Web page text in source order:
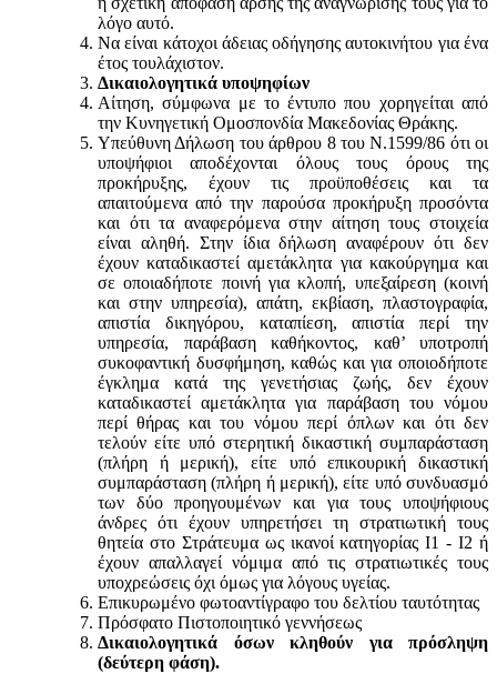
λόγο αυτό.
Να είναι κάτοχοι άδειας οδήγησης αυτοκινήτου για ένα
έτος τουλάχιστον.
Δικαιολογητικά υποψηφίων
Αίτηση, σύμφωνα με το έντυπο που χορηγείται από
την Κυνηγετική Ομοσπονδία Μακεδονίας Θράκης.
Υπεύθυνη Δήλωση του άρθρου 8 του Ν.1599/86 ότι οι
υποψήφιοι αποδέχονται όλους τους όρους της
προκήρυξης, έχουν τις προϋποθέσεις και τα
απαιτούμενα από την παρούσα προκήρυξη προσόντα
και ότι τα αναφερόμενα στην αίτηση τους στοιχεία
είναι αληθή. Στην ίδια δήλωση αναφέρουν ότι δεν
έχουν καταδικαστεί αμετάκλητα για κακούργημα και
σε οποιαδήποτε ποινή για κλοπή, υπεξαίρεση (κοινή
και στην υπηρεσία), απάτη, εκβίαση, πλαστογραφία,
απιστία δικηγόρου, καταπίεση, απιστία περί την
υπηρεσία, παράβαση καθήκοντος, καθ’ υποτροπή
συκοφαντική δυσφήμηση, καθώς και για οποιοδήποτε
έγκλημα κατά της γενετήσιας ζωής, δεν έχουν
καταδικαστεί αμετάκλητα για παράβαση του νόμου
περί θήρας και του νόμου περί όπλων και ότι δεν
τελούν είτε υπό στερητική δικαστική συμπαράσταση
(πλήρη ή μερική), είτε υπό επικουρική δικαστική
συμπαράσταση (πλήρη ή μερική), είτε υπό συνδυασμό
των δύο προηγουμένων και για τους υποψήφιους
άνδρες ότι έχουν υπηρετήσει τη στρατιωτική τους
θητεία στο Στράτευμα ως ικανοί κατηγορίας Ι1 - Ι2 ή
έχουν απαλλαγεί νόμιμα από τις στρατιωτικές τους
υποχρεώσεις όχι όμως για λόγους υγείας.
Επικυρωμένο φωτοαντίγραφο του δελτίου ταυτότητας
Πρόσφατο Πιστοποιητικό γεννήσεως
Δικαιολογητικά όσων κληθούν για πρόσληψη
(δεύτερη φάση).